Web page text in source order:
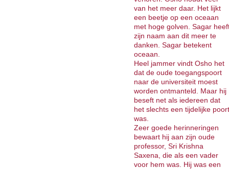
van het meer daar. Het lijkt
een beetje op een oceaan
met hoge golven. Sagar
zijn naam aan dit meer te
danken. Sagar betekent
oceaan.
Heel jammer vindt Osho het
dat de oude toegangspoort
naar de universiteit moest
worden ontmanteld. Maar hij
beseft net als iedereen dat
het slechts een tijdelijke poort
was.
Zeer goede herinneringen
bewaart hij aan zijn oude
professor, Sri Krishna
Saxena, die als een vader
voor hem was. Hij was een